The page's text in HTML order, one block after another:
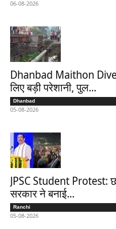
06-08-2026
Dhanbad Maithon
लिए बड़ी परेशानी, पुल...
Dhanbad
05-08-2026
JPSC Student Protest:
सरकार ने बनाई...
Ranchi
05-08-2026